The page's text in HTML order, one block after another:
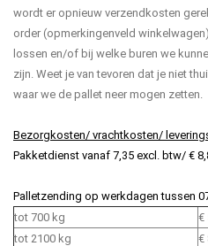
wordt er opnieuw verzendkosten
order (opmerkingenveld
lossen en/of bij welke buren we
zijn. Weet je van tevoren dat je niet
waar we de pallet neer mogen zetten.
Bezorgkosten/ vrachtkosten/
Pakketdienst vanaf 7,35 excl. btw/ €
Palletzending op werkdagen tussen
tot 700 kg
€
tot 2100 kg
€